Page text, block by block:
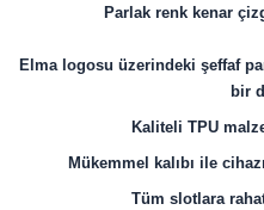
Parlak renk kenar
Elma logosu üzerindeki şeffaf
bir
Kaliteli TPU
Mükemmel kalıbı ile
Tüm slotlara